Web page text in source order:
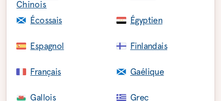
Écossais Égyptien
Espagnol Finlandais
Français Gaélique
Gallois Grec